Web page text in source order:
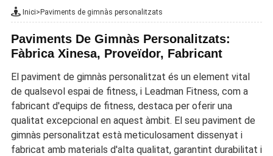
Inici>Paviments de gimnàs personalitzats
Paviments De Gimnàs Personalitzats:
Fàbrica Xinesa, Proveïdor, Fabricant
El paviment de gimnàs personalitzat és un element vital
de qualsevol espai de fitness, i Leadman Fitness, com a
fabricant d'equips de fitness, destaca per oferir una
qualitat excepcional en aquest àmbit. El seu paviment de
gimnàs personalitzat està meticulosament dissenyat i
fabricat amb materials d'alta qualitat, garantint durabilitat i